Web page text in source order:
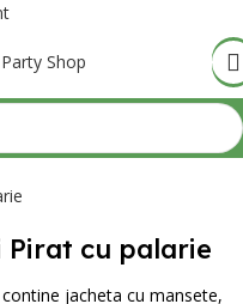
Pirat cu palarie
jacheta cu mansete,